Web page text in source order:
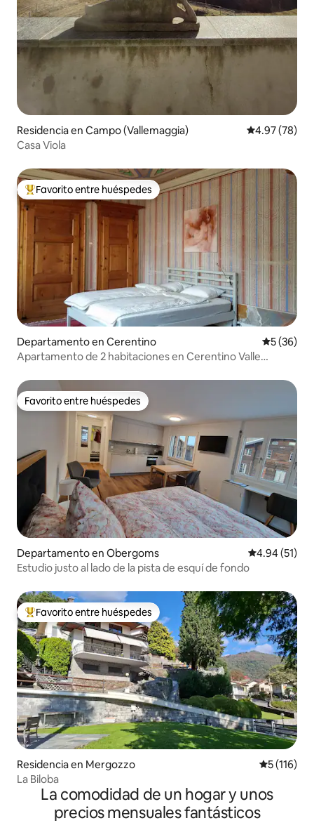
Residencia en Campo (Vallemaggia) Calificación
4.97 (78)
Casa Viola
De los mejores en Favorito entre huéspedes
Favorito entre huéspedes
Departamento en Cerentino
5 (36)
Apartamento de 2 habitaciones en Cerentino Valle
Favorito entre huéspedes
Favorito entre huéspedes
Departamento en Obergoms Calificación
4.94 (51)
Estudio justo al lado de la pista de esquí de fondo
De los mejores en Favorito entre huéspedes
Favorito entre huéspedes
Residencia en Mergozzo
5 (116)
La Biloba
La comodidad de un hogar y unos
precios mensuales fantásticos